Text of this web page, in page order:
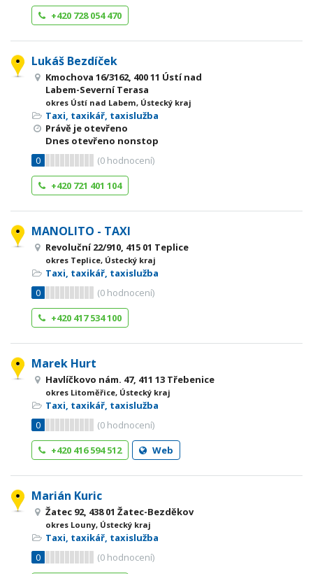
+420 728 054 470
Lukáš Bezdíček
Kmochova 16/3162, 400 11 Ústí nad
Labem-Severní Terasa
okres Ústí nad Labem, Ústecký kraj
Taxi, taxikář, taxislužba
Právě je otevřeno
Dnes otevřeno nonstop
0
(0 hodnocení)
+420 721 401 104
MANOLITO - TAXI
Revoluční 22/910, 415 01 Teplice
okres Teplice, Ústecký kraj
Taxi, taxikář, taxislužba
0
(0 hodnocení)
+420 417 534 100
Marek Hurt
Havlíčkovo nám. 47, 411 13 Třebenice
okres Litoměřice, Ústecký kraj
Taxi, taxikář, taxislužba
0
(0 hodnocení)
+420 416 594 512
Web
Marián Kuric
Žatec 92, 438 01 Žatec-Bezděkov
okres Louny, Ústecký kraj
Taxi, taxikář, taxislužba
0
(0 hodnocení)